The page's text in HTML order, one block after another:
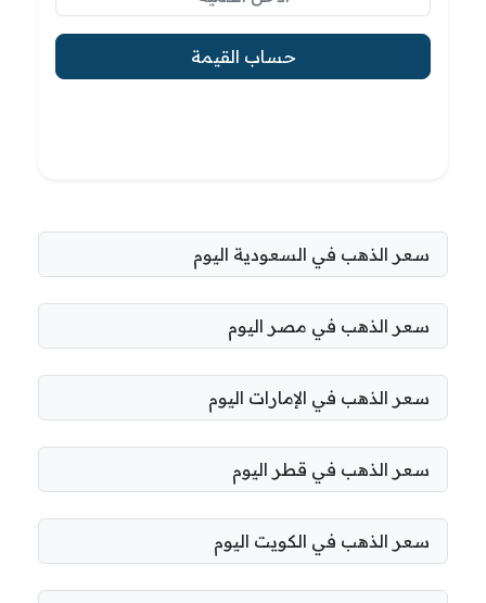
حساب القيمة
سعر الذهب في السعودية اليوم
سعر الذهب في مصر اليوم
سعر الذهب في الإمارات اليوم
سعر الذهب في قطر اليوم
سعر الذهب في الكويت اليوم